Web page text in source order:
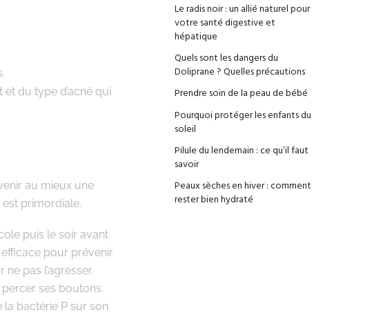
et du type d’acné qui
au mieux une
primordiale.
puis le soir avant
efficace pour prévenir
pas l’agresser.
ses boutons.
la bactérie P sur son
Le radis noir : un allié naturel pour
votre santé digestive et
hépatique
Quels sont les dangers du
Doliprane ? Quelles précautions
Prendre soin de la peau de bébé
Pourquoi protéger les enfants du
soleil
Pilule du lendemain : ce qu’il faut
savoir
Peaux sèches en hiver : comment
rester bien hydraté